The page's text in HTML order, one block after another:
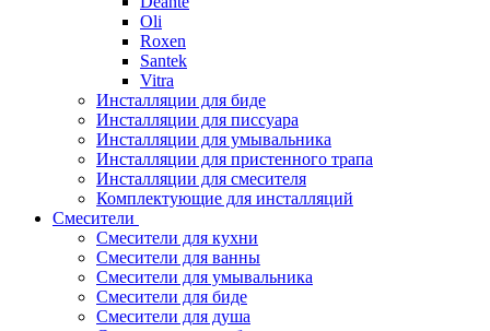
Oli
Roxen
Santek
Vitra
Инсталляции для биде
Инсталляции для писсуара
Инсталляции для умывальника
Инсталляции для пристенного трапа
Инсталляции для смесителя
Комплектующие для инсталляций
Смесители
Смесители для кухни
Смесители для ванны
Смесители для умывальника
Смесители для биде
Смесители для душа